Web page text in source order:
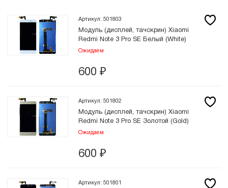
Артикул: 501803
Модуль (дисплей, тачскрин) Xiaomi
Redmi Note 3 Pro SE Белый (White)
Ожидаем
600 ₽
Артикул: 501802
Модуль (дисплей, тачскрин) Xiaomi
Redmi Note 3 Pro SE Золотой (Gold)
Ожидаем
600 ₽
Артикул: 501801